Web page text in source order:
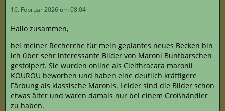
16. Februar 2026 um 08:04
Hallo zusammen,
bei meiner Recherche für mein geplantes neues Becken bin
ich über sehr interessante Bilder von Maroni Buntbarschen
gestolpert. Sie wurden online als Cleithracara maronii
KOUROU beworben und haben eine deutlich kräftigere
Färbung als klassische Maronis. Leider sind die Bilder schon
etwas älter und waren damals nur bei einem Großhändler
zu haben.